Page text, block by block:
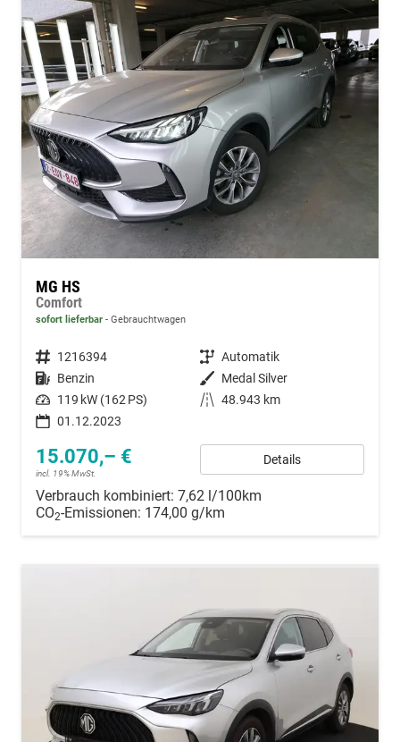
MG HS
Comfort
sofort lieferbar Gebrauchtwagen
Fahrzeugnummer 1216394 Getriebe Automatik
Kraftstoff Benzin Außenfarbe Medal Silver
Leistung 119 kW (162 PS) Kilometerstand 48.943 km
01.12.2023
15.070,– €
incl. 19% MwSt.
Details
Verbrauch kombiniert: 7,62 l/100km
CO2-Emissionen: 174,00 g/km